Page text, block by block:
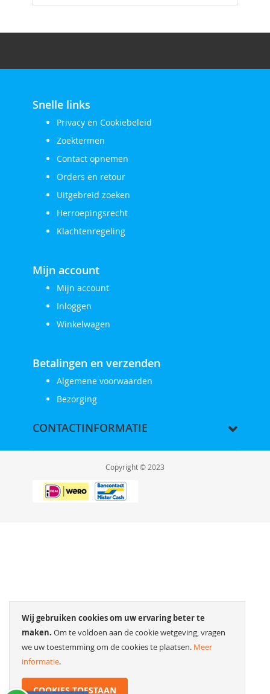
Wij gebruiken cookies om uw ervaring beter te
maken. Om te voldoen aan de cookie wetgeving, vragen
we uw toestemming om de cookies te plaatsen. Meer
informatie.
COOKIES TOESTAAN
Snelle links
Privacy en Cookiebeleid
Zoektermen
Contact opnemen
Orders en retour
Uitgebreid zoeken
Herroepingsrecht
Klachtenregeling
Mijn account
Mijn account
Inloggen
Winkelwagen
Betalingen en verzenden
Algemene voorwaarden
Bezorging
CONTACTINFORMATIE
Copyright © 2023